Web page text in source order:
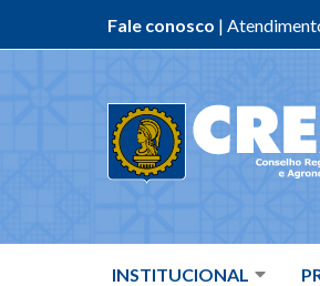
Fale conosco |
INSTITUCIONAL